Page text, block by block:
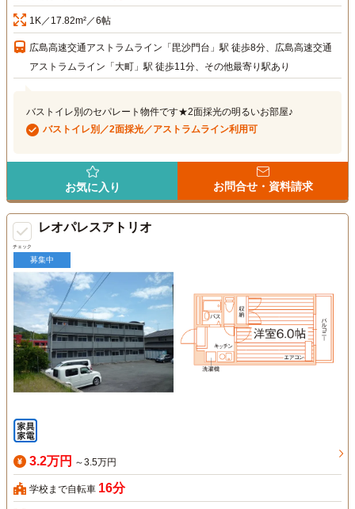
1K／17.82m²／6帖
広島高速交通アストラムライン「毘沙門台」駅 徒歩8分、広島高速交通
アストラムライン「大町」駅 徒歩11分、その他最寄り駅あり
バストイレ別のセパレート物件です★2面採光の明るいお部屋♪
バストイレ別／2面採光／アストラムライン利用可
お気に入り お問合せ・資料請求
チェック
レオパレスアトリオ
募集中
3.2万円 ～3.5万円
学校まで自転車 16分